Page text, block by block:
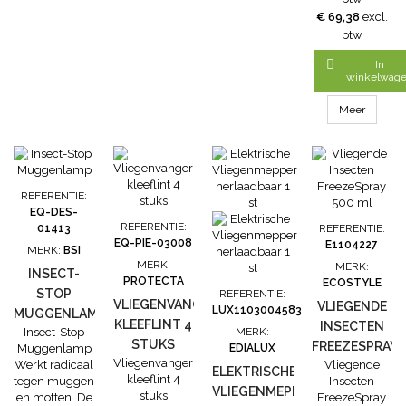
x 15 Watt
wordt
geleverd met
2 hoog-
rendement
UV-lampen
van 15 Watt,
bereik van 100
m². De vliegen
en muggen
worden
aangetrokken
door het
en vervolgens
gedood door
de
hoogspanning.
voor...
€ 69,38 excl.
btw

In
Meer
REFERENTIE:
EQ-DES-
01413
MERK:BSI
INSECT-
STOP
MUGGENLAMP
Insect-Stop
Muggenlamp
Werkt radicaal
tegen muggen
en motten. De
REFERENTIE:
EQ-PIE-03008
MERK:
PROTECTA
VLIEGENVANGER
KLEEFLINT 4
STUKS
Vliegenvanger
kleeflint 4
stuks
REFERENTIE:
LUX1103004583
MERK:
EDIALUX
ELEKTRISCHE
VLIEGENMEPPER
REFERENTIE:
E1104227
MERK:
ECOSTYLE
VLIEGENDE
INSECTEN
FREEZESPRAY
500 ML
Vliegende
Insecten
FreezeSpray